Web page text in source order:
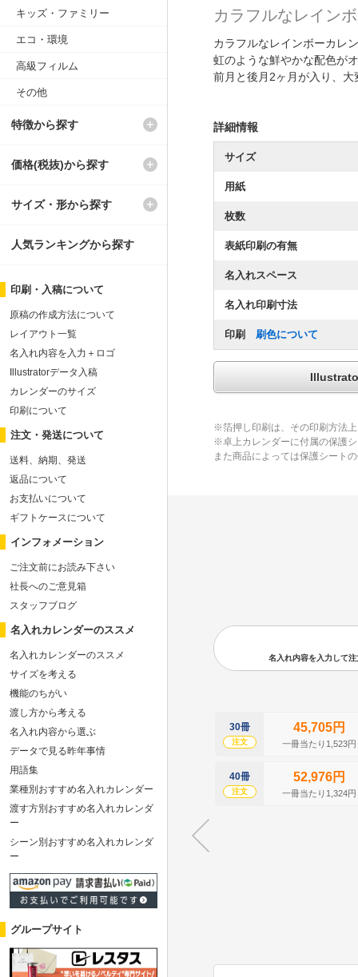
カラフルなレイン
カラフルなレインボーカレ
虹のような鮮やかな配色が
前月と後月2ヶ月が入り、
詳細情報
サイズ
用紙
枚数
表紙印刷の有無
名入れスペース
名入れ印刷寸法
印刷 刷色について
※箔押し印刷は、その印刷方法
※卓上カレンダーに付属の保護
また商品によっては保護シート
名入れ内容を入力して
30冊
注文
45,705円
一冊当たり1,523円
40冊
注文
52,976円
一冊当たり1,324円
キッズ・ファミリー
エコ・環境
高級フィルム
その他
特徴から探す
価格(税抜)から探す
サイズ・形から探す
人気ランキングから探す
印刷・入稿について
原稿の作成方法について
レイアウト一覧
名入れ内容を入力＋ロゴ
Illustratorデータ入稿
カレンダーのサイズ
印刷について
注文・発送について
送料、納期、発送
返品について
お支払いについて
ギフトケースについて
インフォメーション
ご注文前にお読み下さい
社長へのご意見箱
スタッフブログ
名入れカレンダーのススメ
名入れカレンダーのススメ
サイズを考える
機能のちがい
渡し方から考える
名入れ内容から選ぶ
データで見る昨年事情
用語集
業種別おすすめ名入れカレンダー
渡す方別おすすめ名入れカレンダ
ー
シーン別おすすめ名入れカレンダ
ー
グループサイト